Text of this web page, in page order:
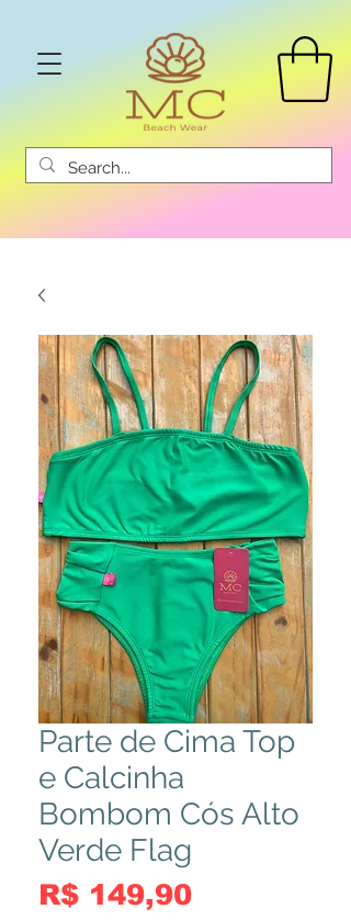
Parte de Cima Top
e Calcinha
Bombom Cós Alto
Verde Flag
R$ 149,90Preço